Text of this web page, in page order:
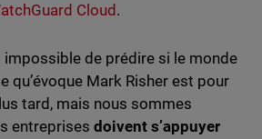
Cloud .
impossible de prédire si le monde
qu’évoque Mark Risher est pour
tard, mais nous sommes
entreprises doivent s’appuyer